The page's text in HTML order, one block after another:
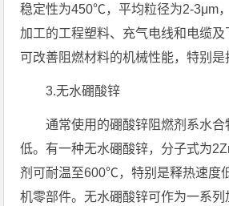
稳定性为450℃，平均粒径为2-3μm
加工的工程塑料、充气电线和电缆及
可改善阻燃材料的机械性能，特别是
3.无水硼酸锌
通常使用的硼酸锌阻燃剂系水
低。有一种无水硼酸锌，分子式为
剂可耐温至600℃，特别是释热速度
机零部件。无水硼酸锌可作为一系